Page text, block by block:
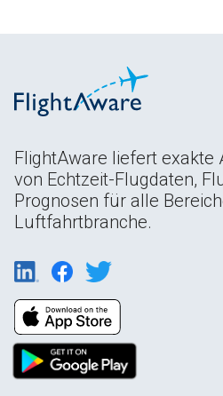
FlightAware liefert exakte
von Echtzeit-Flugdaten,
Prognosen für alle
Luftfahrtbranche.